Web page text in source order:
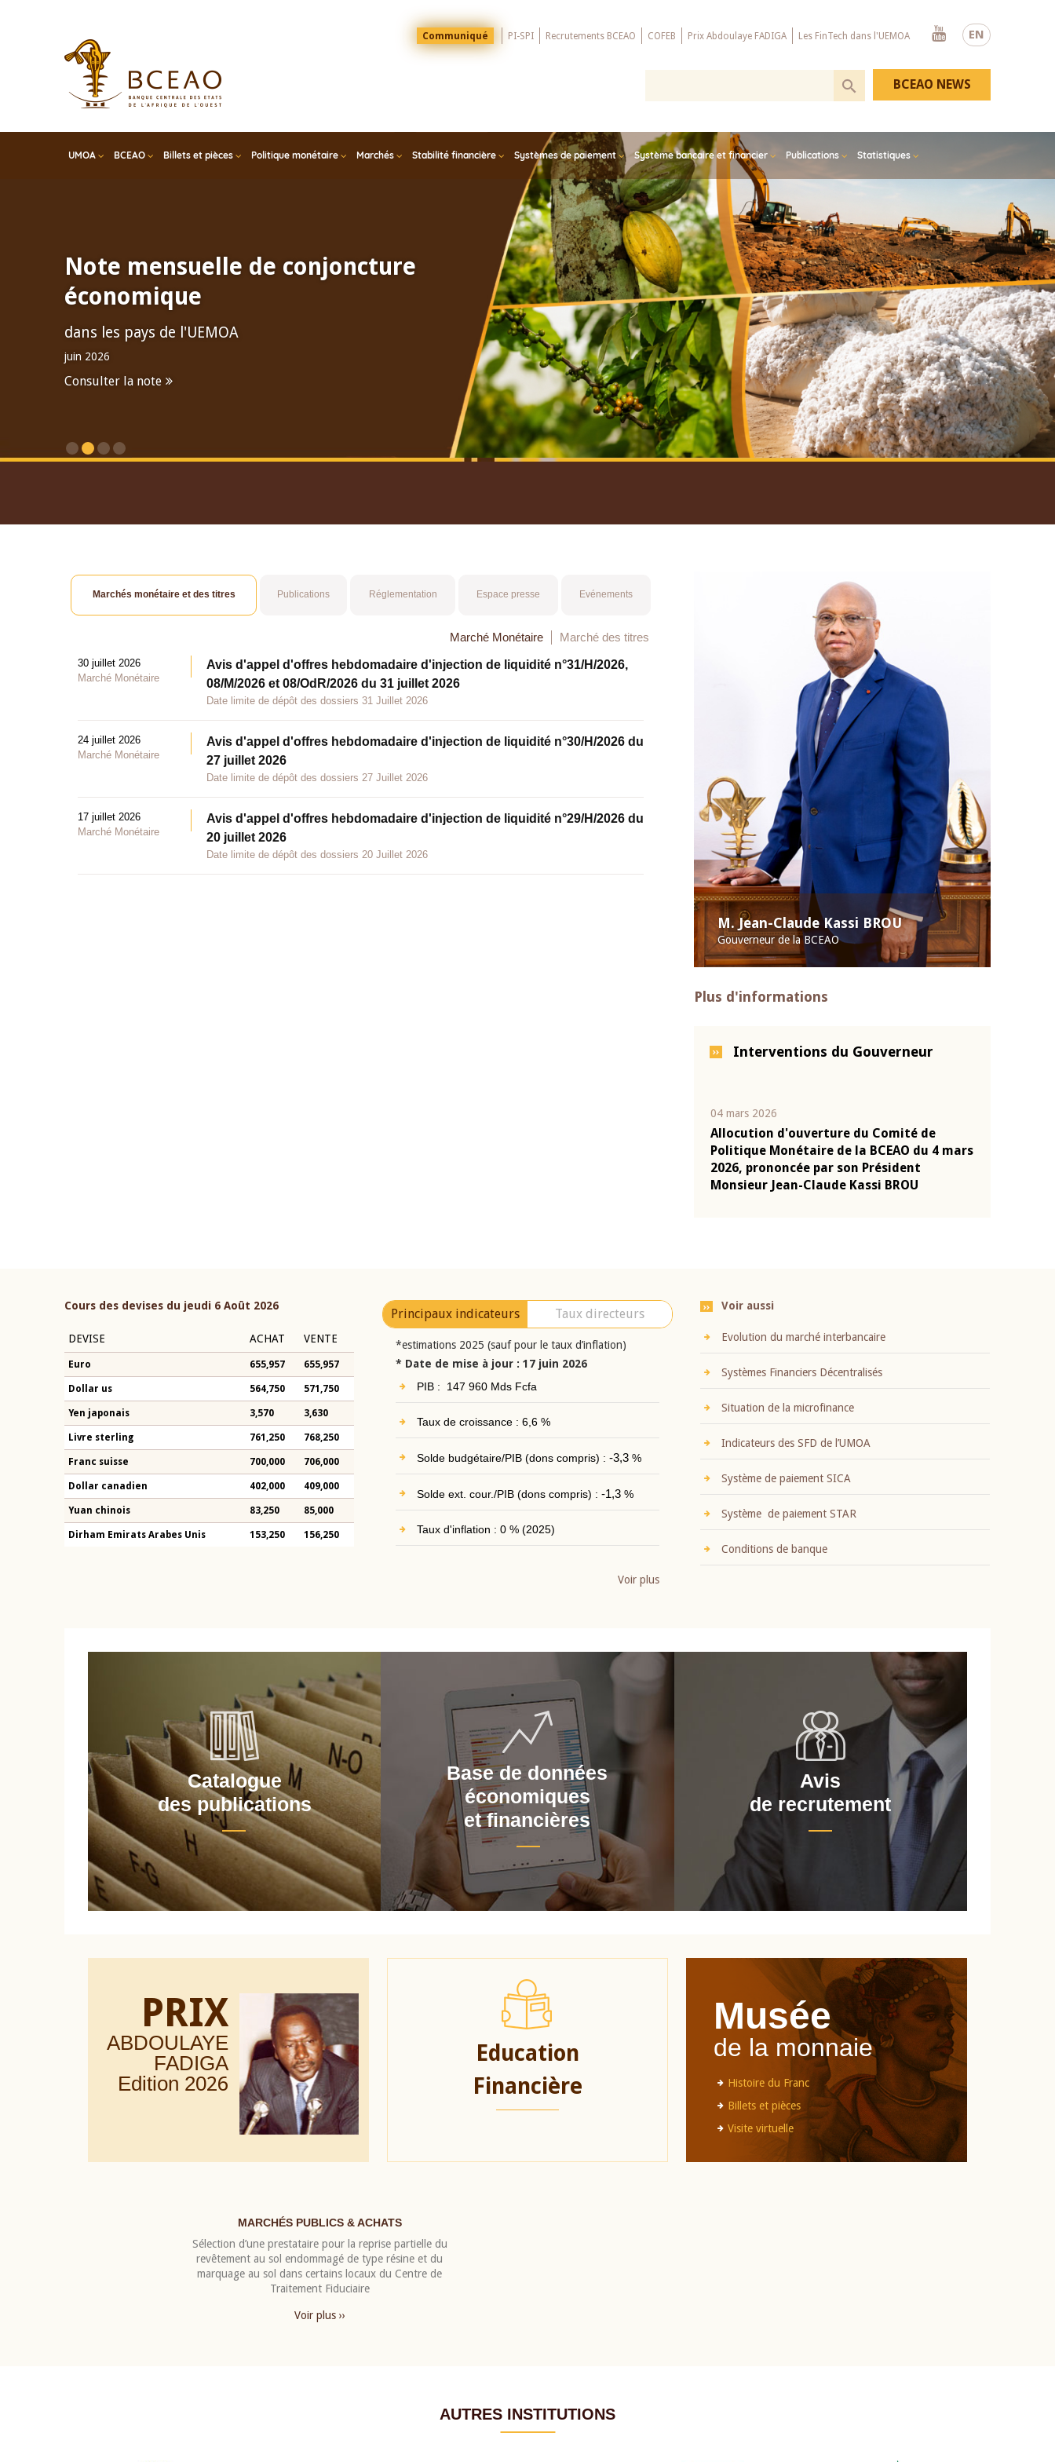
EN
Menu
Top
Communiqué PI-SPI Recrutements BCEAO COFEB Prix Abdoulaye FADIGA Les FinTech dans l'UEMOA
Youtube
UMOA BCEAO Billets et pièces Politique monétaire Marchés Stabilité financière Systèmes de paiement Système bancaire et financier Publications Statistiques
BCEAO NEWS
Note mensuelle de conjoncture
économique
dans les pays de l'UEMOA
juin 2026
Consulter la note
M. Jean-Claude Kassi BROU
Gouverneur de la BCEAO
Plus d'informations
Interventions du Gouverneur
04 mars 2026
Allocution d'ouverture du Comité de
Politique Monétaire de la BCEAO du 4 mars
2026, prononcée par son Président
Monsieur Jean-Claude Kassi BROU
Marchés monétaire et des titres Publications Réglementation Espace presse Evénements
Marché Monétaire Marché des titres
30 juillet 2026
Marché Monétaire
Avis d'appel d'offres hebdomadaire d'injection de liquidité n°31/H/2026,
08/M/2026 et 08/OdR/2026 du 31 juillet 2026
Date limite de dépôt des dossiers 31 Juillet 2026
24 juillet 2026
Marché Monétaire
Avis d'appel d'offres hebdomadaire d'injection de liquidité n°30/H/2026 du
27 juillet 2026
Date limite de dépôt des dossiers 27 Juillet 2026
17 juillet 2026
Marché Monétaire
Avis d'appel d'offres hebdomadaire d'injection de liquidité n°29/H/2026 du
20 juillet 2026
Date limite de dépôt des dossiers 20 Juillet 2026
Cours des devises du jeudi 6 Août 2026
DEVISE ACHAT VENTE
Euro 655,957 655,957
Dollar us 564,750 571,750
Yen japonais 3,570 3,630
Livre sterling 761,250 768,250
Franc suisse 700,000 706,000
Dollar canadien 402,000 409,000
Yuan chinois 83,250 85,000
Dirham Emirats Arabes Unis 153,250 156,250
Principaux indicateurs Taux directeurs
*estimations 2025 (sauf pour le taux d’inflation)
* Date de mise à jour : 17 juin 2026
PIB : 147 960 Mds Fcfa
Taux de croissance : 6,6 %
Solde budgétaire/PIB (dons compris) : -3,3%
Solde ext. cour./PIB (dons compris) : -1,3%
Taux d'inflation : 0 % (2025)
Voir plus
Voir aussi
Evolution du marché interbancaire
Systèmes Financiers Décentralisés
Situation de la microfinance
Indicateurs des SFD de l’UMOA
Système de paiement SICA
Système de paiement STAR
Conditions de banque
Catalogue
des publications
Base de données
économiques
et financières
Avis
de recrutement
PRIX
ABDOULAYE
FADIGA
Edition 2026
Education
Financière
Musée
de la monnaie
Histoire du Franc
Billets et pièces
Visite virtuelle
MARCHÉS PUBLICS & ACHATS
Sélection d’une prestataire pour la reprise partielle du
revêtement au sol endommagé de type résine et du
marquage au sol dans certains locaux du Centre de
Traitement Fiduciaire
Voir plus ››
AUTRES INSTITUTIONS